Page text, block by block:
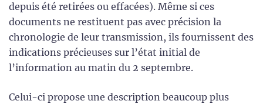
depuis été retirées ou effacées). Même si ces
documents ne restituent pas avec précision la
chronologie de leur transmission, ils fournissent des
indications précieuses sur l’état initial de
l’information au matin du 2 septembre.
Celui-ci propose une description beaucoup plus